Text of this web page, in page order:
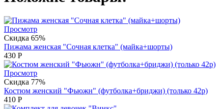
Просмотр
Скидка 65%
Пижама женская "Сочная клетка" (майка+шорты)
430 Р
Просмотр
Скидка 77%
Костюм женский "Фьюжн" (футболка+бриджи) (только 42р)
410 Р